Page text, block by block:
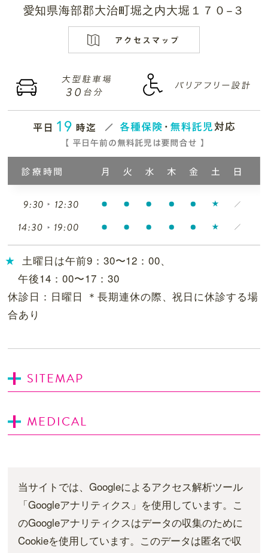
愛知県海部郡大治町堀之内大堀１７０−３
土曜日は午前9：30〜12：00、
午後14：00〜17：30
休診日：日曜日 ＊長期連休の際、祝日に休診する場
合あり
SITEMAP
MEDICAL
当サイトでは、Googleによるアクセス解析ツール
「Googleアナリティクス」を使用しています。こ
のGoogleアナリティクスはデータの収集のために
Cookieを使用しています。このデータは匿名で収